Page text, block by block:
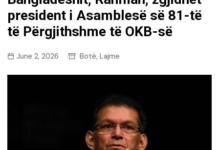
president i Asamblesë së 81-të
të Përgjithshme të OKB-së
June 2, 2026 Botë, Lajme